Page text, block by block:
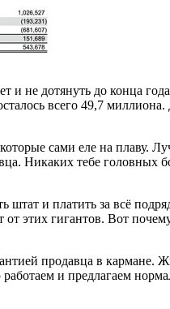
не дотянуть до конца
всего 49,7 миллиона.
сами еле на плаву.
Никаких тебе головных
и платить за всё
от этих гигантов. Вот
продавца в
и предлагаем